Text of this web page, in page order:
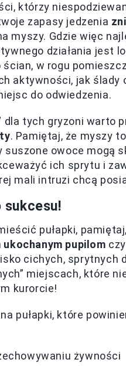
którzy
zapasy jedzenia
myszy. Gdzie więc
działania jest
w rogu
aktywności, jak ślady
do odwiedzenia.
tych gryzoni warto
. Pamiętaj, że myszy
suszone owoce mogą
ich sprytu i
mali intruzi chcą
sukcesu!
pułapki,
pupilom
cichych, sprytnych
miejscach, które
kurorcie!
pułapki, które
żywności